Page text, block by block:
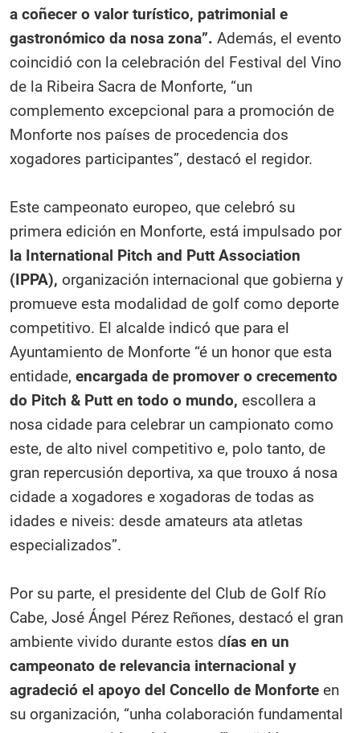
a coñecer o valor turístico, patrimonial e
gastronómico da nosa zona”. Además, el evento
coincidió con la celebración del Festival del Vino
de la Ribeira Sacra de Monforte, “un
complemento excepcional para a promoción de
Monforte nos países de procedencia dos
xogadores participantes”, destacó el regidor.
Este campeonato europeo, que celebró su
primera edición en Monforte, está impulsado por
la International Pitch and Putt Association
(IPPA), organización internacional que gobierna y
promueve esta modalidad de golf como deporte
competitivo. El alcalde indicó que para el
Ayuntamiento de Monforte “é un honor que esta
entidade, encargada de promover o crecemento
do Pitch & Putt en todo o mundo, escollera a
nosa cidade para celebrar un campionato como
este, de alto nivel competitivo e, polo tanto, de
gran repercusión deportiva, xa que trouxo á nosa
cidade a xogadores e xogadoras de todas as
idades e niveis: desde amateurs ata atletas
especializados”.
Por su parte, el presidente del Club de Golf Río
Cabe, José Ángel Pérez Reñones, destacó el gran
ambiente vivido durante estos días en un
campeonato de relevancia internacional y
agradeció el apoyo del Concello de Monforte en
su organización, “unha colaboración fundamental